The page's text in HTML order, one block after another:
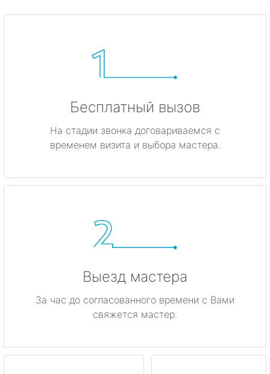
Бесплатный вызов
На стадии звонка договариваемся с
временем визита и выбора мастера.
Выезд мастера
За час до согласованного времени с Вами
свяжется мастер.